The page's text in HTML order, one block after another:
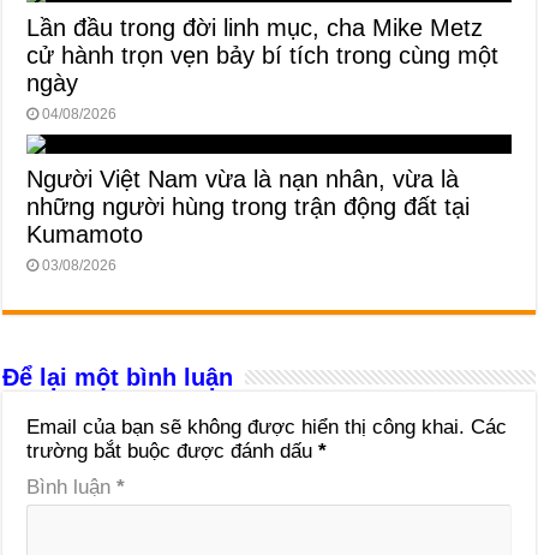
Lần đầu trong đời linh mục, cha Mike Metz
cử hành trọn vẹn bảy bí tích trong cùng một
ngày
04/08/2026
Người Việt Nam vừa là nạn nhân, vừa là
những người hùng trong trận động đất tại
Kumamoto
03/08/2026
Để lại một bình luận
Email của bạn sẽ không được hiển thị công khai. Các
trường bắt buộc được đánh dấu*
Bình luận*